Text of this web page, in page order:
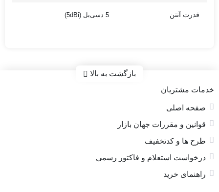
قدرت آنتن 5 دسی‌بل (5dBi)
بازگشت به بالا
خدمات مشتریان
صفحه اصلی
قوانین و مقررات جهان بازار
طرح ها و کدتخفیف
درخواست استعلام و فاکتور رسمی
راهنمای خرید